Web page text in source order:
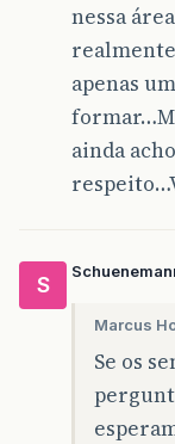
nessa
apenas
ainda
S
Marcus
Se os